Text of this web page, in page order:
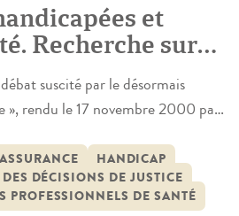
et
Recherche sur
« Perruche »
et sur les
matière
suscité par le désormais
», rendu le 17 novembre 2000 par
dans le champ social, politique,
complexité des questions posées
juridique, éthique, économique,
ASSURANCE
HANDICAP
DES DÉCISIONS DE JUSTICE
PROFESSIONNELS DE SANTÉ